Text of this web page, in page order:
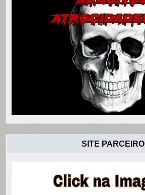
SITE PARCEIRO